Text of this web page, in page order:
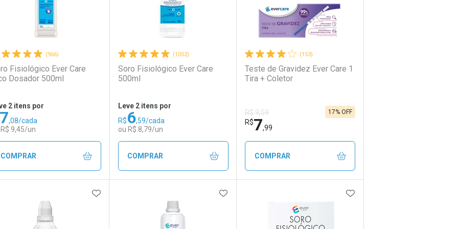
(966)
Fisiológico Ever Care
Dosador 500ml
2 itens por
7,08/cada
9,45/un
COMPRAR
FECHAR
FECHAR
Menos
(1052)
Soro Fisiológico Ever Care
500ml
Leve 2 itens por
R$6,59/cada
ou R$ 8,79/un
COMPRAR
FECHAR
Laboratório
FECHAR
Por Menos
(153)
Teste de Gravidez Ever Care 1
Tira + Coletor
R$ 9,59
R$7,99
17% OFF
COMPRAR
FECHAR
Laboratório
FECHAR
Por Menos
ADICIONAR AOS FAVORITOS ADICIONAR AOS FAVORITOS ADICIONAR AOS